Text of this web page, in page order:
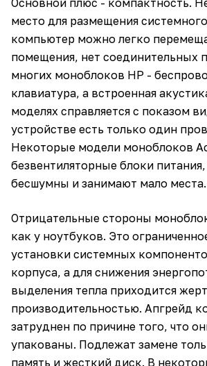
Основной плюс - компактность.
место для размещения
компьютер можно легко
помещения, нет соединительных
многих моноблоков HP -
клавиатура, а встроенная
моделях справляется с показом
устройстве есть только один
Некоторые модели моноблоков
безвентиляторные блоки
бесшумны и занимают мало места.
Отрицательные стороны
как у ноутбуков. Это
установки системных
корпуса, а для снижения
выделения тепла приходится
производительностью. Апгрейд
затруднен по причине того, что
упакованы. Подлежат замене
память и жесткий диск. В